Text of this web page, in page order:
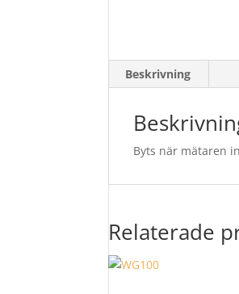
Beskrivning
Byts när mätaren
Relaterade